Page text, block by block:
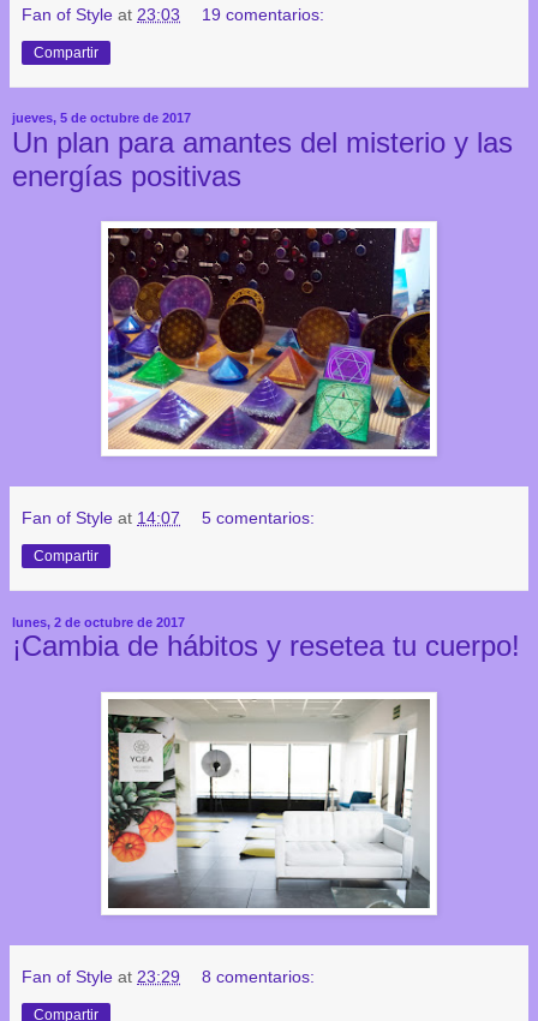
Fan of Style at 23:03 19 comentarios:
Compartir
jueves, 5 de octubre de 2017
Un plan para amantes del misterio y las
energías positivas
Fan of Style at 14:07 5 comentarios:
Compartir
lunes, 2 de octubre de 2017
¡Cambia de hábitos y resetea tu cuerpo!
Fan of Style at 23:29 8 comentarios:
Compartir